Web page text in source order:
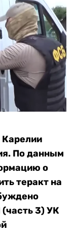
По данным
о
теракт на
(часть 3) УК